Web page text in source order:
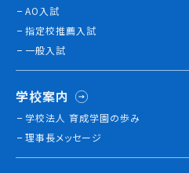
AO入試
指定校推薦入試
一般入試
学校案内
学校法人 育成学園の歩み
理事長メッセージ